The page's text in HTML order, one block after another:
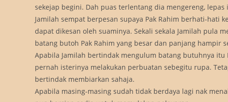
sekejap begini. Dah puas terlentang dia mengereng,
Jamilah sempat berpesan supaya Pak Rahim berhati-hati
dapat dikesan oleh suaminya. Sekali sekala Jamilah pula
batang butoh Pak Rahim yang besar dan panjang hampir
Apabila Jamilah bertindak mengulum batang butuhnya
pernah isterinya melakukan perbuatan sebegitu rupa.
bertindak membiarkan sahaja.
Apabila masing-masing sudah tidak berdaya lagi nak